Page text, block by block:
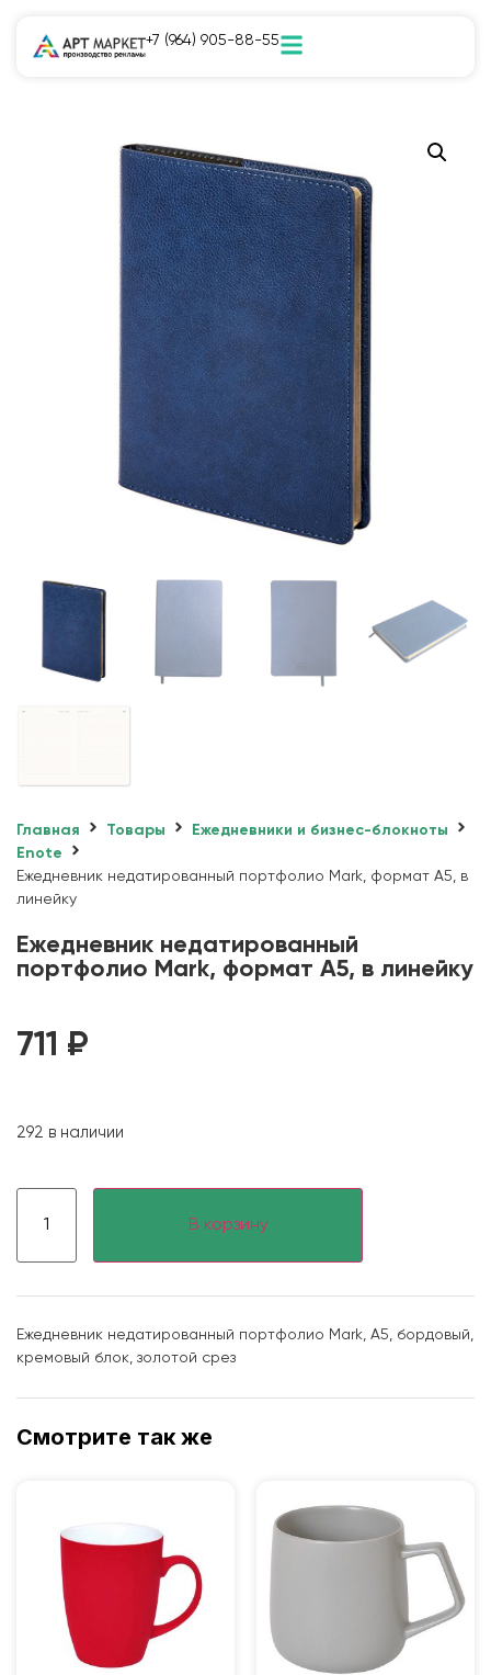
+7 (964) 905-88-55
Главная Товары
Ежедневники и бизнес-блокноты
Enote
Ежедневник недатированный портфолио Mark, формат А5, в
линейку
Ежедневник недатированный
портфолио Mark, формат А5, в линейку
711 ₽
292 в наличии
В корзину
Ежедневник недатированный портфолио Mark, А5, бордовый,
кремовый блок, золотой срез
Смотрите так же